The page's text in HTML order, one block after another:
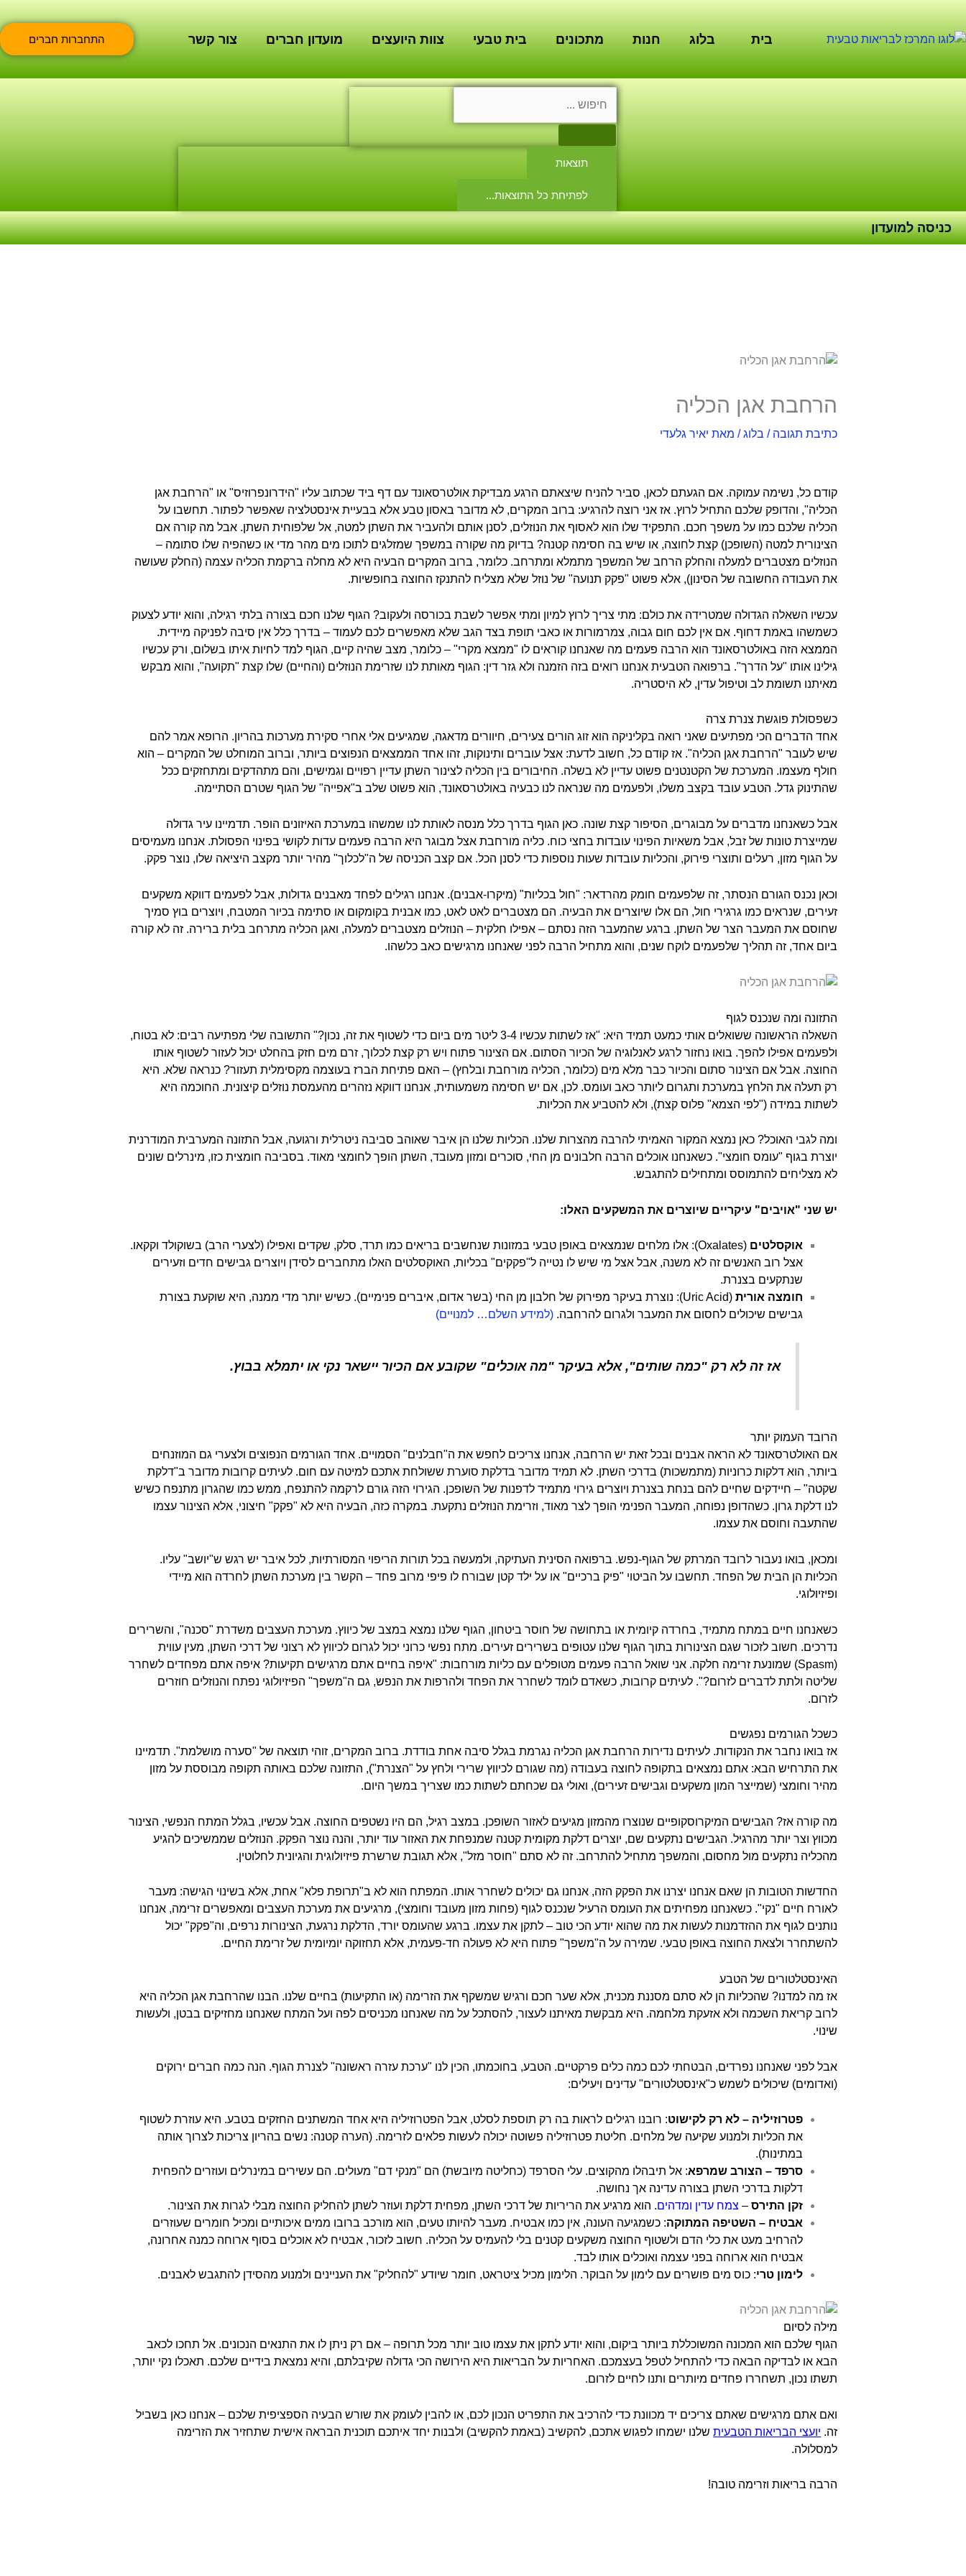
בית בלוג חנות מתכונים בית טבעי צוות היועצים מועדון חברים צור קשר התחברות חברים
תוצאות
לפתיחת כל התוצאות...
כניסה למועדון
הרחבת אגן הכליה
כתיבת תגובה / בלוג/ מאת יאיר גלעדי
קודם כל, נשימה עמוקה. אם הגעתם לכאן, סביר להניח שיצאתם הרגע מבדיקת אולטרסאונד עם דף ביד שכתוב עליו "הידרונפרוזיס" או "הרחבת אגן
הכליה", והדופק שלכם התחיל לרוץ. אז אני רוצה להרגיע: ברוב המקרים, לא מדובר באסון טבע אלא בבעיית אינסטלציה שאפשר לפתור. תחשבו על
הכליה שלכם כמו על משפך חכם. התפקיד שלו הוא לאסוף את הנוזלים, לסנן אותם ולהעביר את השתן למטה, אל שלפוחית השתן. אבל מה קורה אם
הצינורית למטה (השופכן) קצת לחוצה, או שיש בה חסימה קטנה? בדיוק מה שקורה במשפך שמזלגים לתוכו מים מהר מדי או כשהפיה שלו סתומה –
הנוזלים מצטברים למעלה והחלק הרחב של המשפך מתמלא ומתרחב. כלומר, ברוב המקרים הבעיה היא לא מחלה ברקמת הכליה עצמה (החלק שעושה
את העבודה החשובה של הסינון), אלא פשוט "פקק תנועה" של נוזל שלא מצליח להתנקז החוצה בחופשיות.
עכשיו השאלה הגדולה שמטרידה את כולם: מתי צריך לרוץ למיון ומתי אפשר לשבת בכורסה ולעקוב? הגוף שלנו חכם בצורה בלתי רגילה, והוא יודע לצעוק
כשמשהו באמת דחוף. אם אין לכם חום גבוה, צמרמורות או כאבי תופת בצד הגב שלא מאפשרים לכם לעמוד – בדרך כלל אין סיבה לפניקה מיידית.
הממצא הזה באולטרסאונד הוא הרבה פעמים מה שאנחנו קוראים לו "ממצא מקרי" – כלומר, מצב שהיה קיים, הגוף למד לחיות איתו בשלום, ורק עכשיו
גילינו אותו "על הדרך". ברפואה הטבעית אנחנו רואים בזה הזמנה ולא גזר דין: הגוף מאותת לנו שזרימת הנוזלים (והחיים) שלו קצת "תקועה", והוא מבקש
מאיתנו תשומת לב וטיפול עדין, לא היסטריה.
כשפסולת פוגשת צנרת צרה
אחד הדברים הכי מפתיעים שאני רואה בקליניקה הוא זוג הורים צעירים, חיוורים מדאגה, שמגיעים אלי אחרי סקירת מערכות בהריון. הרופא אמר להם
שיש לעובר "הרחבת אגן הכליה". אז קודם כל, חשוב לדעת: אצל עוברים ותינוקות, זהו אחד הממצאים הנפוצים ביותר, וברוב המוחלט של המקרים – הוא
חולף מעצמו. המערכת של הקטנטנים פשוט עדיין לא בשלה. החיבורים בין הכליה לצינור השתן עדיין רפויים וגמישים, והם מתהדקים ומתחזקים ככל
שהתינוק גדל. הטבע עובד בקצב משלו, ולפעמים מה שנראה לנו כבעיה באולטרסאונד, הוא פשוט שלב ב"אפייה" של הגוף שטרם הסתיימה.
אבל כשאנחנו מדברים על מבוגרים, הסיפור קצת שונה. כאן הגוף בדרך כלל מנסה לאותת לנו שמשהו במערכת האיזונים הופר. תדמיינו עיר גדולה
שמייצרת טונות של זבל, אבל משאיות הפינוי עובדות בחצי כוח. כליה מורחבת אצל מבוגר היא הרבה פעמים עדות לקושי בפינוי הפסולת. אנחנו מעמיסים
על הגוף מזון, רעלים ותוצרי פירוק, והכליות עובדות שעות נוספות כדי לסנן הכל. אם קצב הכניסה של ה"לכלוך" מהיר יותר מקצב היציאה שלו, נוצר פקק.
וכאן נכנס הגורם הנסתר, זה שלפעמים חומק מהרדאר: "חול בכליות" (מיקרו-אבנים). אנחנו רגילים לפחד מאבנים גדולות, אבל לפעמים דווקא משקעים
זעירים, שנראים כמו גרגירי חול, הם אלו שיוצרים את הבעיה. הם מצטברים לאט לאט, כמו אבנית בקומקום או סתימה בכיור המטבח, ויוצרים בוץ סמיך
שחוסם את המעבר הצר של השתן. ברגע שהמעבר הזה נסתם – אפילו חלקית – הנוזלים מצטברים למעלה, ואגן הכליה מתרחב בלית ברירה. זה לא קורה
ביום אחד, זה תהליך שלפעמים לוקח שנים, והוא מתחיל הרבה לפני שאנחנו מרגישים כאב כלשהו.
התזונה ומה שנכנס לגוף
השאלה הראשונה ששואלים אותי כמעט תמיד היא: "אז לשתות עכשיו 3-4 ליטר מים ביום כדי לשטוף את זה, נכון?" התשובה שלי מפתיעה רבים: לא בטוח,
ולפעמים אפילו להפך. בואו נחזור לרגע לאנלוגיה של הכיור הסתום. אם הצינור פתוח ויש רק קצת לכלוך, זרם מים חזק בהחלט יכול לעזור לשטוף אותו
החוצה. אבל אם הצינור סתום והכיור כבר מלא מים (כלומר, הכליה מורחבת ובלחץ) – האם פתיחת הברז בעוצמה מקסימלית תעזור? כנראה שלא. היא
רק תעלה את הלחץ במערכת ותגרום ליותר כאב ועומס. לכן, אם יש חסימה משמעותית, אנחנו דווקא נזהרים מהעמסת נוזלים קיצונית. החוכמה היא
לשתות במידה ("לפי הצמא" פלוס קצת), ולא להטביע את הכליות.
ומה לגבי האוכל? כאן נמצא המקור האמיתי להרבה מהצרות שלנו. הכליות שלנו הן איבר שאוהב סביבה ניטרלית ורגועה, אבל התזונה המערבית המודרנית
יוצרת בגוף "עומס חומצי". כשאנחנו אוכלים הרבה חלבונים מן החי, סוכרים ומזון מעובד, השתן הופך לחומצי מאוד. בסביבה חומצית כזו, מינרלים שונים
לא מצליחים להתמוסס ומתחילים להתגבש.
יש שני "אויבים" עיקריים שיוצרים את המשקעים האלו:
אוקסלטים
(Oxalates): אלו מלחים שנמצאים באופן טבעי במזונות שנחשבים בריאים כמו תרד, סלק, שקדים ואפילו (לצערי הרב) בשוקולד וקקאו.
אצל רוב האנשים זה לא משנה, אבל אצל מי שיש לו נטייה ל"פקקים" בכליות, האוקסלטים האלו מתחברים לסידן ויוצרים גבישים חדים וזעירים
שנתקעים בצנרת.
חומצה אורית
(Uric Acid): נוצרת בעיקר מפירוק של חלבון מן החי (בשר אדום, איברים פנימיים). כשיש יותר מדי ממנה, היא שוקעת בצורת
גבישים שיכולים לחסום את המעבר ולגרום להרחבה. (למידע השלם… למנויים)
אז זה לא רק "כמה שותים", אלא בעיקר "מה אוכלים" שקובע אם הכיור יישאר נקי או יתמלא בבוץ.
הרובד העמוק יותר
אם האולטרסאונד לא הראה אבנים ובכל זאת יש הרחבה, אנחנו צריכים לחפש את ה"חבלנים" הסמויים. אחד הגורמים הנפוצים ולצערי גם המוזנחים
ביותר, הוא דלקות כרוניות (מתמשכות) בדרכי השתן. לא תמיד מדובר בדלקת סוערת ששולחת אתכם למיטה עם חום. לעיתים קרובות מדובר ב"דלקת
שקטה" – חיידקים שחיים להם בנחת בצנרת ויוצרים גירוי מתמיד לדפנות של השופכן. הגירוי הזה גורם לרקמה להתנפח, ממש כמו שהגרון מתנפח כשיש
לנו דלקת גרון. כשהדופן נפוחה, המעבר הפנימי הופך לצר מאוד, וזרימת הנוזלים נתקעת. במקרה כזה, הבעיה היא לא "פקק" חיצוני, אלא הצינור עצמו
שהתעבה וחוסם את עצמו.
ומכאן, בואו נעבור לרובד המרתק של הגוף-נפש. ברפואה הסינית העתיקה, ולמעשה בכל תורות הריפוי המסורתיות, לכל איבר יש רגש ש"יושב" עליו.
הכליות הן הבית של הפחד. תחשבו על הביטוי "פיק ברכיים" או על ילד קטן שבורח לו פיפי מרוב פחד – הקשר בין מערכת השתן לחרדה הוא מיידי
ופיזיולוגי.
כשאנחנו חיים במתח מתמיד, בחרדה קיומית או בתחושה של חוסר ביטחון, הגוף שלנו נמצא במצב של כיווץ. מערכת העצבים משדרת "סכנה", והשרירים
נדרכים. חשוב לזכור שגם הצינורות בתוך הגוף שלנו עטופים בשרירים זעירים. מתח נפשי כרוני יכול לגרום לכיווץ לא רצוני של דרכי השתן, מעין עווית
(Spasm) שמונעת זרימה חלקה. אני שואל הרבה פעמים מטופלים עם כליות מורחבות: "איפה בחיים אתם מרגישים תקיעות? איפה אתם מפחדים לשחרר
שליטה ולתת לדברים לזרום?". לעיתים קרובות, כשאדם לומד לשחרר את הפחד ולהרפות את הנפש, גם ה"משפך" הפיזיולוגי נפתח והנוזלים חוזרים
לזרום.
כשכל הגורמים נפגשים
אז בואו נחבר את הנקודות. לעיתים נדירות הרחבת אגן הכליה נגרמת בגלל סיבה אחת בודדת. ברוב המקרים, זוהי תוצאה של "סערה מושלמת". תדמיינו
את התרחיש הבא: אתם נמצאים בתקופה לחוצה בעבודה (מה שגורם לכיווץ שרירי ולחץ על "הצנרת"), התזונה שלכם באותה תקופה מבוססת על מזון
מהיר וחומצי (שמייצר המון משקעים וגבישים זעירים), ואולי גם שכחתם לשתות כמו שצריך במשך היום.
מה קורה אז? הגבישים המיקרוסקופיים שנוצרו מהמזון מגיעים לאזור השופכן. במצב רגיל, הם היו נשטפים החוצה. אבל עכשיו, בגלל המתח הנפשי, הצינור
מכווץ וצר יותר מהרגיל. הגבישים נתקעים שם, יוצרים דלקת מקומית קטנה שמנפחת את האזור עוד יותר, והנה נוצר הפקק. הנוזלים שממשיכים להגיע
מהכליה נתקעים מול מחסום, והמשפך מתחיל להתרחב. זה לא סתם "חוסר מזל", אלא תגובת שרשרת פיזיולוגית והגיונית לחלוטין.
החדשות הטובות הן שאם אנחנו יצרנו את הפקק הזה, אנחנו גם יכולים לשחרר אותו. המפתח הוא לא ב"תרופת פלא" אחת, אלא בשינוי הגישה: מעבר
לאורח חיים "נקי". כשאנחנו מפחיתים את העומס הרעיל שנכנס לגוף (פחות מזון מעובד וחומצי), מרגיעים את מערכת העצבים ומאפשרים זרימה, אנחנו
נותנים לגוף את ההזדמנות לעשות את מה שהוא יודע הכי טוב – לתקן את עצמו. ברגע שהעומס יורד, הדלקת נרגעת, הצינורות נרפים, וה"פקק" יכול
להשתחרר ולצאת החוצה באופן טבעי. שמירה על ה"משפך" פתוח היא לא פעולה חד-פעמית, אלא תחזוקה יומיומית של זרימת החיים.
האינסטלטורים של הטבע
אז מה למדנו? שהכליות הן לא סתם מסננת מכנית, אלא שער חכם ורגיש שמשקף את הזרימה (או התקיעות) בחיים שלנו. הבנו שהרחבת אגן הכליה היא
לרוב קריאת השכמה ולא אזעקת מלחמה. היא מבקשת מאיתנו לעצור, להסתכל על מה שאנחנו מכניסים לפה ועל המתח שאנחנו מחזיקים בבטן, ולעשות
שינוי.
אבל לפני שאנחנו נפרדים, הבטחתי לכם כמה כלים פרקטיים. הטבע, בחוכמתו, הכין לנו "ערכת עזרה ראשונה" לצנרת הגוף. הנה כמה חברים ירוקים
(ואדומים) שיכולים לשמש כ"אינסטלטורים" עדינים ויעילים:
פטרוזיליה – לא רק לקישוט: רובנו רגילים לראות בה רק תוספת לסלט, אבל הפטרוזיליה היא אחד המשתנים החזקים בטבע. היא עוזרת לשטוף
את הכליות ולמנוע שקיעה של מלחים. חליטת פטרוזיליה פשוטה יכולה לעשות פלאים לזרימה. (הערה קטנה: נשים בהריון צריכות לצרוך אותה
במתינות).
סרפד – הצורב שמרפא: אל תיבהלו מהקוצים. עלי הסרפד (כחליטה מיובשת) הם "מנקי דם" מעולים. הם עשירים במינרלים ועוזרים להפחית
דלקות בדרכי השתן בצורה עדינה אך נחושה.
זקן התירס– צמח עדין ומדהים. הוא מרגיע את הריריות של דרכי השתן, מפחית דלקת ועוזר לשתן להחליק החוצה מבלי לגרות את הצינור.
אבטיח – השטיפה המתוקה: כשמגיעה העונה, אין כמו אבטיח. מעבר להיותו טעים, הוא מורכב ברובו ממים איכותיים ומכיל חומרים שעוזרים
להרחיב מעט את כלי הדם ולשטוף החוצה משקעים קטנים בלי להעמיס על הכליה. חשוב לזכור, אבטיח לא אוכלים בסוף ארוחה כמנה אחרונה,
אבטיח הוא ארוחה בפני עצמה ואוכלים אותו לבד.
לימון טרי: כוס מים פושרים עם לימון על הבוקר. הלימון מכיל ציטראט, חומר שיודע "להחליק" את העניינים ולמנוע מהסידן להתגבש לאבנים.
מילה לסיום
הגוף שלכם הוא המכונה המשוכללת ביותר ביקום, והוא יודע לתקן את עצמו טוב יותר מכל תרופה – אם רק ניתן לו את התנאים הנכונים. אל תחכו לכאב
הבא או לבדיקה הבאה כדי להתחיל לטפל בעצמכם. האחריות על הבריאות היא הירושה הכי גדולה שקיבלתם, והיא נמצאת בידיים שלכם. תאכלו נקי יותר,
תשתו נכון, תשחררו פחדים מיותרים ותנו לחיים לזרום.
ואם אתם מרגישים שאתם צריכים יד מכוונת כדי להרכיב את התפריט הנכון לכם, או להבין לעומק את שורש הבעיה הספציפית שלכם – אנחנו כאן בשביל
זה. יועצי הבריאות הטבעיתשלנו ישמחו לפגוש אתכם, להקשיב (באמת להקשיב) ולבנות יחד איתכם תוכנית הבראה אישית שתחזיר את הזרימה
למסלולה.
הרבה בריאות וזרימה טובה!